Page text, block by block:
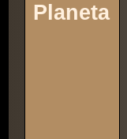
Planeta